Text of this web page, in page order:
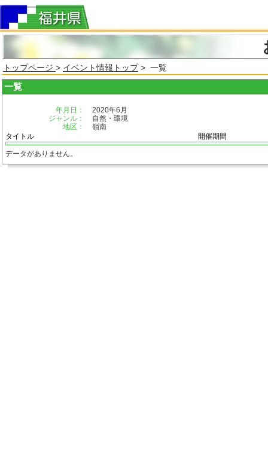
トップページ > イベント情報トップ> 一覧
一覧
年月日：
2020年6月
ジャンル：
自然・環境
地区：
嶺南
タイトル
開催期間
データがありません。